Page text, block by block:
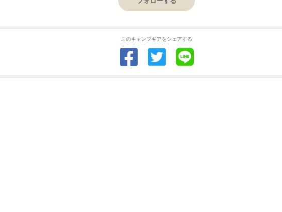
このキャンプギアをシェアする